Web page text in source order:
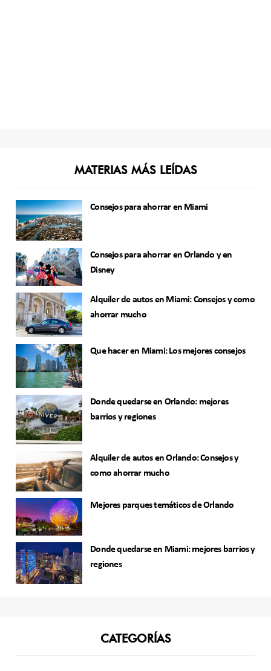
MATERIAS MÁS LEÍDAS
Consejos para ahorrar en Miami
Consejos para ahorrar en Orlando y en
Disney
Alquiler de autos en Miami: Consejos y como
ahorrar mucho
Que hacer en Miami: Los mejores consejos
Donde quedarse en Orlando: mejores
barrios y regiones
Alquiler de autos en Orlando: Consejos y
como ahorrar mucho
Mejores parques temáticos de Orlando
Donde quedarse en Miami: mejores barrios y
regiones
CATEGORÍAS